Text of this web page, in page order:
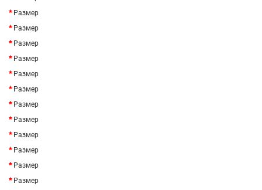
Размер
Размер
Размер
Размер
Размер
Размер
Размер
Размер
Размер
Размер
Размер
Размер